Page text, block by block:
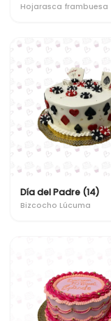
Hojarasca frambuesa
Día del Padre (14)
Bizcocho Lúcuma